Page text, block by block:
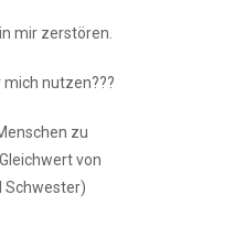
mir zerstören.
nutzen???
zu
von
Schwester)